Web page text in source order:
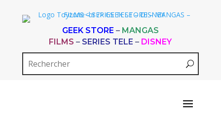
GEEK STORE – MANGAS
FILMS – SERIES TELE – DISNEY